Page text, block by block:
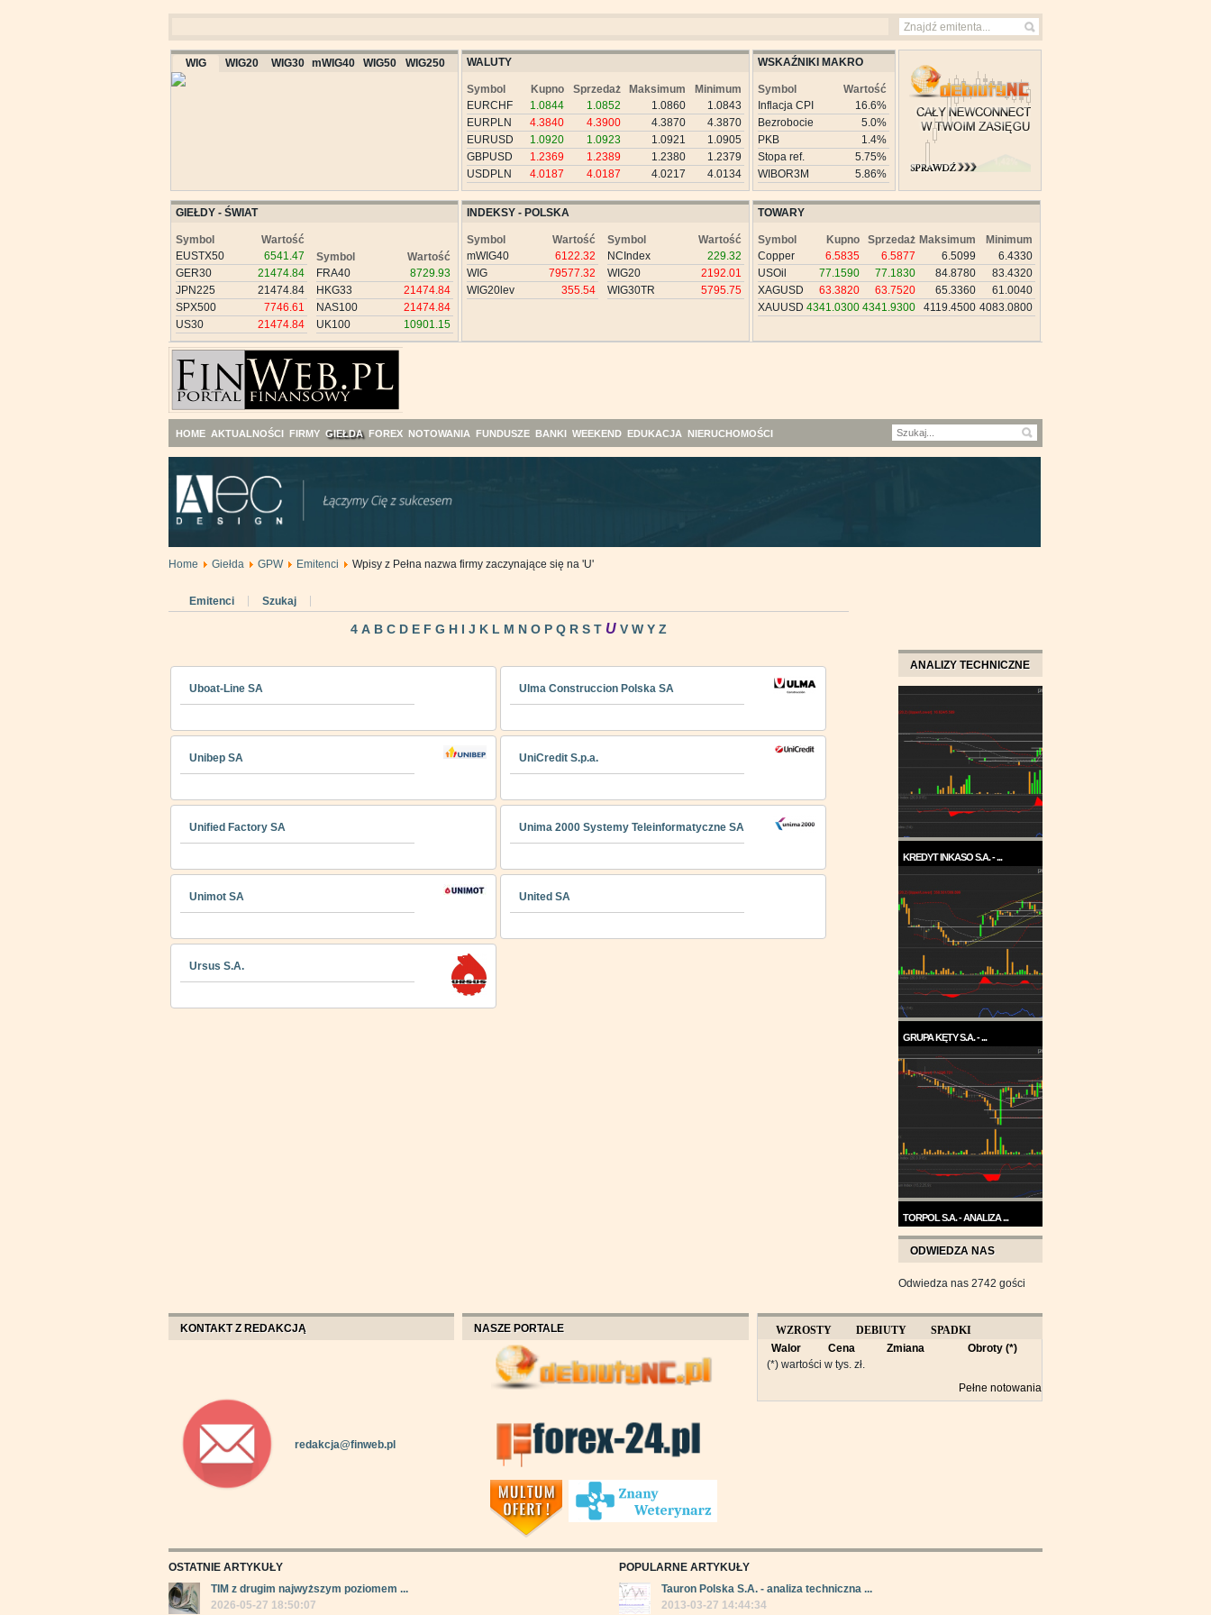
WIG WIG20 WIG30 mWIG40 WIG50 WIG250 WALUTY
Symbol Kupno Sprzedaż Maksimum
Minimum
EURCHF
1.0844 1.0852 1.0860
1.0843
EURPLN
4.3840 4.3900 4.3870
4.3870
EURUSD
1.0920 1.0923 1.0921
1.0905
GBPUSD
1.2369 1.2389 1.2380
1.2379
USDPLN
4.0187 4.0187 4.0217 4.0134
WSKAŹNIKI MAKRO
Symbol
Wartość
Inflacja CPI
16.6%
Bezrobocie
5.0%
PKB
1.4%
Stopa ref.
5.75%
WIBOR3M
5.86%
GIEŁDY - ŚWIAT
Symbol
Wartość
EUSTX50
6541.47
GER30
21474.84
JPN225
21474.84
SPX500
7746.61
US30
21474.84
Symbol
Wartość
FRA40
8729.93
HKG33
21474.84
NAS100
21474.84
UK100
10901.15
INDEKSY - POLSKA
Symbol
Wartość
mWIG40
6122.32
WIG
79577.32
WIG20lev
355.54
Symbol
Wartość
NCIndex
229.32
WIG20
2192.01
WIG30TR
5795.75
TOWARY
Symbol Kupno Sprzedaż Maksimum
Minimum
Copper
6.5835 6.5877 6.5099
6.4330
USOil
77.1590 77.1830 84.8780
83.4320
XAGUSD
63.3820 63.7520 65.3360
61.0040
XAUUSD 4341.0300 4341.9300 4119.4500 4083.0800
HOME AKTUALNOŚCI FIRMY GIEŁDA FOREX NOTOWANIA FUNDUSZE BANKI WEEKEND EDUKACJA NIERUCHOMOŚCI
Home Giełda GPW Emitenci Wpisy z Pełna nazwa firmy zaczynające się na 'U'
Emitenci Szukaj
4 A B C D E F G H I J K L M N O P Q R S T U V W Y Z
Uboat-Line SA Ulma Construccion Polska SA
Unibep SA UniCredit S.p.a.
Unified Factory SA Unima 2000 Systemy Teleinformatyczne SA
Unimot SA United SA
Ursus S.A.
ANALIZY TECHNICZNE
KREDYT INKASO S.A. - ...
każdym razie w ...
GRUPA KĘTY S.A. - ...
Trend na wykresie Grupy Kęty
jest wzrostowy. ...
TORPOL S.A. - ANALIZA ...
Na przełomie sierpnia i
września wykres Torpolu ...
ODWIEDZA NAS
Odwiedza nas 2742 gości
KONTAKT Z REDAKCJĄ
redakcja@finweb.pl
NASZE PORTALE WZROSTY DEBIUTY
SPADKI
OBROTY
Walor Cena Zmiana
Obroty (*)
(*) wartości w tys. zł.
Pełne notowania
OSTATNIE ARTYKUŁY
TIM z drugim najwyższym poziomem ...
2026-05-27 18:50:07
POPULARNE ARTYKUŁY
Tauron Polska S.A. - analiza techniczna ...
2013-03-27 14:44:34